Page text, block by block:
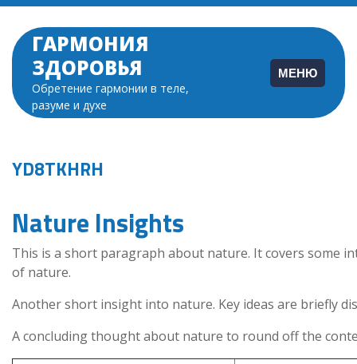
Перейти
содержимому
ГАРМОНИЯ
ЗДОРОВЬЯ
Обретение гармонии в теле,
разуме и духе
МЕНЮ
YD8TKHRH
Nature Insights
This is a short paragraph about nature. It covers some
of nature.
Another short insight into nature. Key ideas are briefly
A concluding thought about nature to round off the